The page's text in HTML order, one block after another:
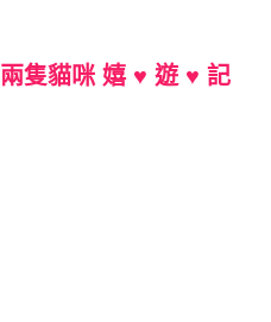
兩隻貓咪 嬉 ♥ 遊 ♥ 記